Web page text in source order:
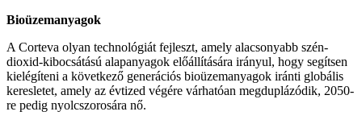
Bioüzemanyagok
A Corteva olyan technológiát fejleszt, amely alacsonyabb szén-
dioxid-kibocsátású alapanyagok előállítására irányul, hogy segítsen
kielégíteni a következő generációs bioüzemanyagok iránti globális
keresletet, amely az évtized végére várhatóan megduplázódik, 2050-
re pedig nyolcszorosára nő.